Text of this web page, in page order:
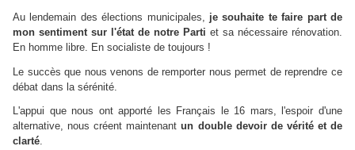
Au lendemain des élections municipales, je souhaite te faire part de
mon sentiment sur l'état de notre Parti et sa nécessaire rénovation.
En homme libre. En socialiste de toujours !
Le succès que nous venons de remporter nous permet de reprendre ce
débat dans la sérénité.
L'appui que nous ont apporté les Français le 16 mars, l'espoir d'une
alternative, nous créent maintenantun double devoir de vérité et de
clarté